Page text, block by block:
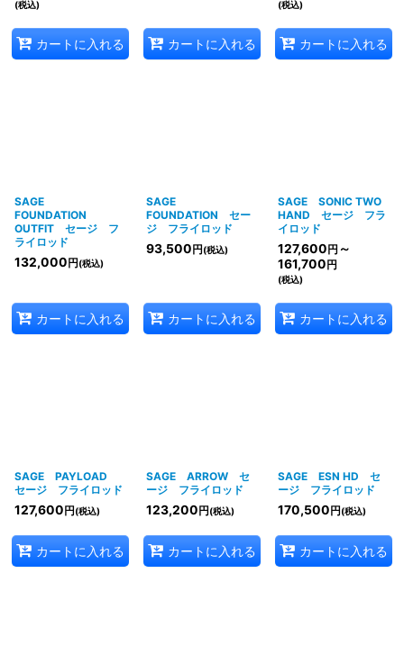
(税込)
カートに入れる カートに入れる
(税込)
カートに入れる
SAGE
FOUNDATION
OUTFIT セージ フ
ライロッド
132,000 円 (税込)
カートに入れる
SAGE
FOUNDATION セー
ジ フライロッド
93,500 円 (税込)
カートに入れる
SAGE SONIC TWO
HAND セージ フラ
イロッド
127,600 円 ～
161,700 円
(税込)
カートに入れる
SAGE PAYLOAD
セージ フライロッド
127,600 円 (税込)
カートに入れる
SAGE ARROW セ
ージ フライロッド
123,200 円 (税込)
カートに入れる
SAGE ESN HD セ
ージ フライロッド
170,500 円 (税込)
カートに入れる